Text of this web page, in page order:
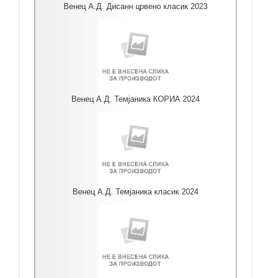
Венец А.Д. Дисанн црвено класик 2023
Венец А.Д. Темјаника КОРИА 2024
Венец А.Д. Темјаника класик 2024